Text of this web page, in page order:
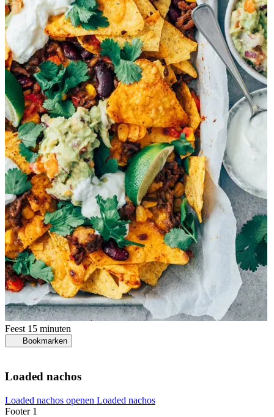
Feest 15 minuten
Bookmarken
Loaded nachos
Loaded nachos openen Loaded nachos
Footer 1